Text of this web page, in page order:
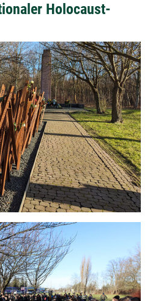
Holocaust-